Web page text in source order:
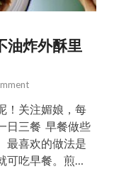
油炸外酥里
！关注媚娘，每
日三餐 ​ 早餐做些
最喜欢的做法是
可吃早餐。煎…